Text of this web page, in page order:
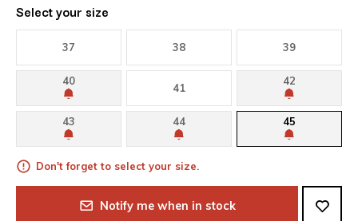
Select your size
37 38 39
40
41
42
43 44 45
Don't forget to select your size.
Notify me when in stock